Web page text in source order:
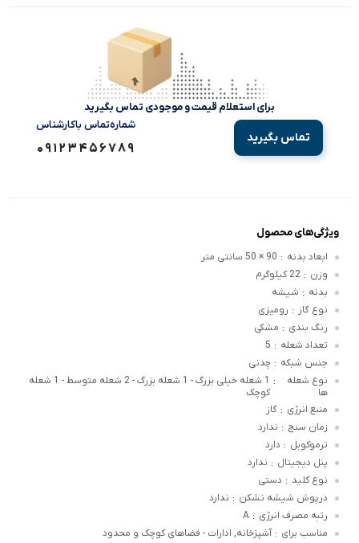
برای استعلام قیمت و موجودی تماس بگیرید
تماس بگیرید
شماره‌تماس‌ با‌کارشناس
09123456789
ویژگی‌های محصول
ابعاد بدنه : 90 × 50 سانتی متر
وزن : 22 کیلوگرم
بدنه : شیشه
نوع گاز : رومیزی
رنگ بندی : مشکی
تعداد شعله :
5
جنس شبکه : چدنی
نوع شعله
ها
:
1 شعله خیلی بزرگ - 1 شعله بزرگ - 2 شعله متوسط - 1 شعله
کوچک
منبع انرژی : گاز
زمان سنج : ندارد
ترموکوبل : دارد
پنل دیجیتال : ندارد
نوع کلید : دستی
درپوش شیشه نشکن : ندارد
رتبه مصرف انرژی :
A
مناسب برای : آشپزخانه, ادارات - فضاهای کوچک و محدود